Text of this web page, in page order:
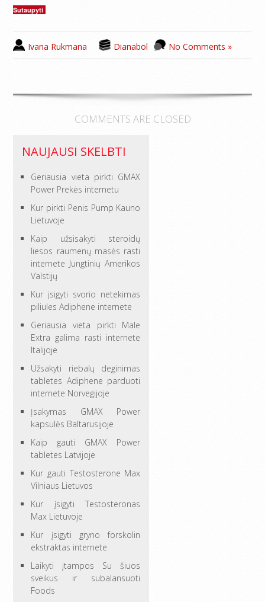
Sutaupyti
Ivana Rukmana Dianabol No Comments »
COMMENTS ARE CLOSED
NAUJAUSI SKELBTI
Geriausia vieta pirkti GMAX
Power Prekės internetu
Kur pirkti Penis Pump Kauno
Lietuvoje
Kaip užsisakyti steroidų
liesos raumenų masės rasti
internete Jungtinių Amerikos
Valstijų
Kur įsigyti svorio netekimas
piliules Adiphene internete
Geriausia vieta pirkti Male
Extra galima rasti internete
Italijoje
Užsakyti riebalų deginimas
tabletes Adiphene parduoti
internete Norvegijoje
Įsakymas GMAX Power
kapsulės Baltarusijoje
Kaip gauti GMAX Power
tabletes Latvijoje
Kur gauti Testosterone Max
Vilniaus Lietuvos
Kur įsigyti Testosteronas
Max Lietuvoje
Kur įsigyti gryno forskolin
ekstraktas internete
Laikyti įtampos Su šiuos
sveikus ir subalansuoti
Foods